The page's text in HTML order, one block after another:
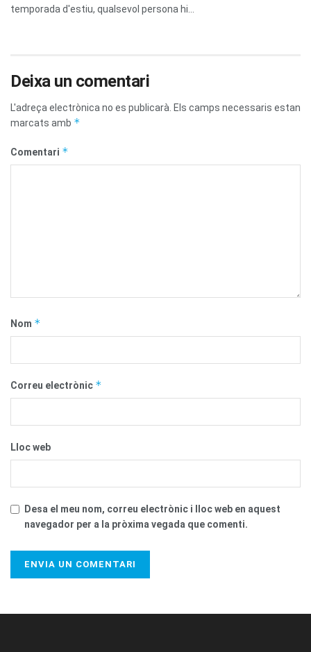
temporada d'estiu, qualsevol persona hi...
Deixa un comentari
L'adreça electrònica no es publicarà. Els camps necessaris estan
marcats amb *
Comentari *
Nom *
Correu electrònic *
Lloc web
Desa el meu nom, correu electrònic i lloc web en aquest
navegador per a la pròxima vegada que comenti.